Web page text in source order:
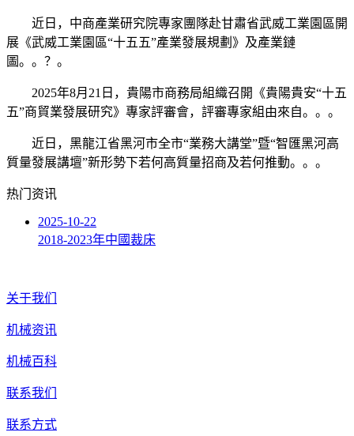
近日，中商產業研究院專家團隊赴甘肅省武威工業園區開
展《武威工業園區“十五五”產業發展規劃》及產業鏈
圖。。？。
2025年8月21日，貴陽市商務局組織召開《貴陽貴安“十五
五”商貿業發展研究》專家評審會，評審專家組由來自。。。
近日，黑龍江省黑河市全市“業務大講堂”暨“智匯黑河高
質量發展講壇”新形勢下若何高質量招商及若何推動。。。
热门资讯
2025-10-22
2018-2023年中國裁床
关于我们
机械资讯
机械百科
联系我们
联系方式